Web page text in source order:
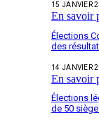
15 JANVIER
En savoir
Élections
des
14 JANVIER
En savoir
Élections
de 50